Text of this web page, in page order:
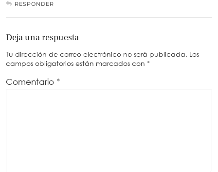
RESPONDER
Deja una respuesta
Tu dirección de correo electrónico no será publicada. Los
campos obligatorios están marcados con *
Comentario *